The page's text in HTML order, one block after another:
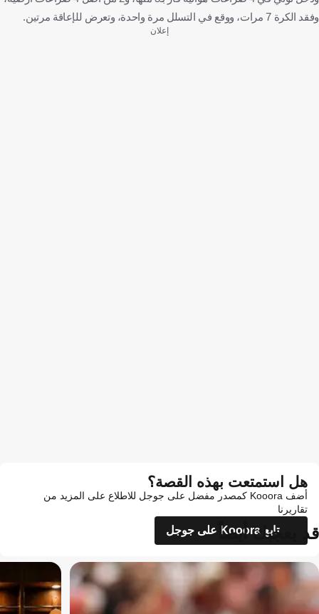
وفقد الكرة 7 مرات، ووقع في التسلل مرة واحدة، وتعرض للإعاقة مرتين.
إعلان
هل استمتعت بهذه القصة؟
أضف Kooora كمصدر مفضل على جوجل للاطلاع على المزيد من
تقاريرنا
تابع Kooora على جوجل
قد يعجبك أيضاً